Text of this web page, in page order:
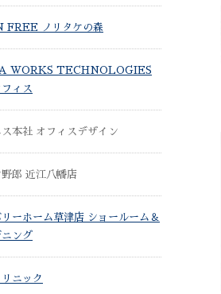
FREE ノリタケの森
WORKS TECHNOLOGIES
ィス
ス本社 オフィスデザイン
郎 近江八幡店
リーホーム草津店 ショールーム＆
ニング
ニック